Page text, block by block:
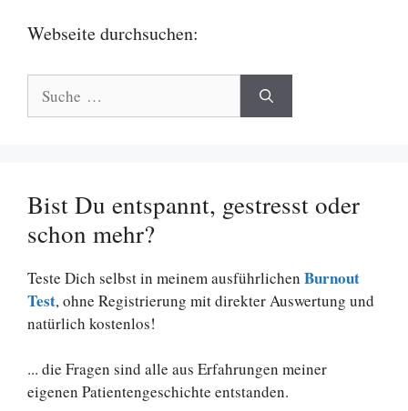
Webseite durchsuchen:
nach:
Bist Du entspannt, gestresst oder
schon mehr?
Teste Dich selbst in meinem ausführlichen Burnout
Test, ohne Registrierung mit direkter Auswertung und
natürlich kostenlos!
... die Fragen sind alle aus Erfahrungen meiner
eigenen Patientengeschichte entstanden.